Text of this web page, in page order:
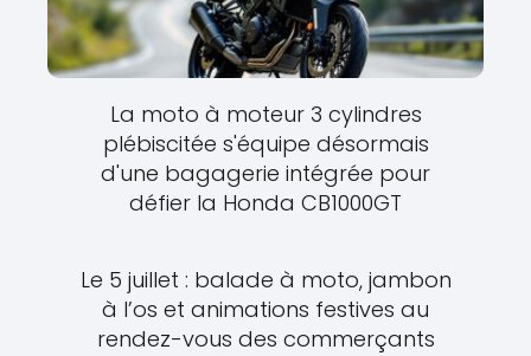
La moto à moteur 3 cylindres
plébiscitée s'équipe désormais
d'une bagagerie intégrée pour
défier la Honda CB1000GT
Le 5 juillet : balade à moto, jambon
à l’os et animations festives au
rendez-vous des commerçants